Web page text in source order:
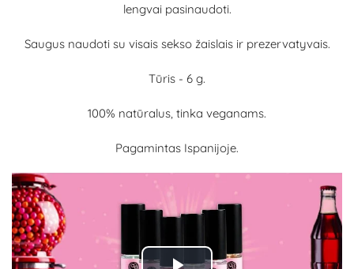
lengvai pasinaudoti.
Saugus naudoti su visais sekso žaislais ir prezervatyvais.
Tūris - 6 g.
100% natūralus, tinka veganams.
Pagamintas Ispanijoje.